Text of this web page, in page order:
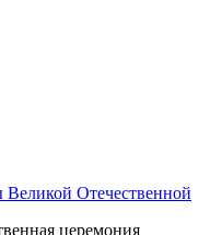
Великой Отечественной
церемония